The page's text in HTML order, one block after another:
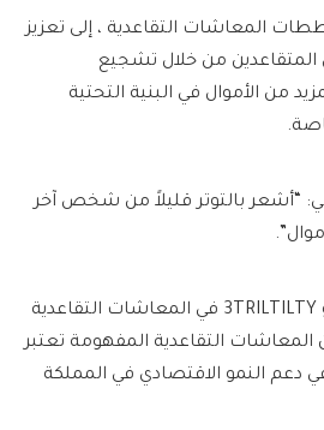
المعاشات التقاعدية ، إلى تعزيز
المتقاعدين من خلال تشجيع
من الأموال في البنية التحتية
“أشعر بالتوتر قليلاً من شخص آخر
وأضاف: “مع ما يقدر بنحو 3TRILTILTY في المعاشات التقاعدية
المعاشات التقاعدية المفهومة تعتبر
دعم النمو الاقتصادي في المملكة